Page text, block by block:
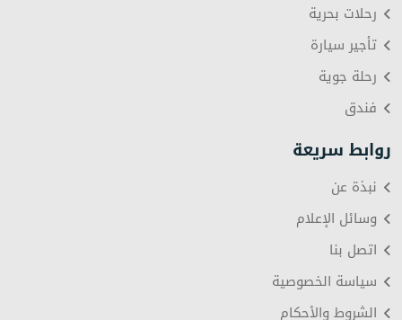
رحلات بحرية
تأجير سيارة
رحلة جوية
فندق
روابط سريعة
نبذة عن
وسائل الإعلام
اتصل بنا
سياسة الخصوصية
الشروط والأحكام